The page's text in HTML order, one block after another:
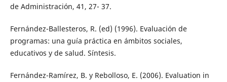
de Administración, 41, 27- 37.
Fernández-Ballesteros, R. (ed) (1996). Evaluación de
programas: una guía práctica en ámbitos sociales,
educativos y de salud. Síntesis.
Fernández-Ramírez, B. y Rebolloso, E. (2006). Evaluation in